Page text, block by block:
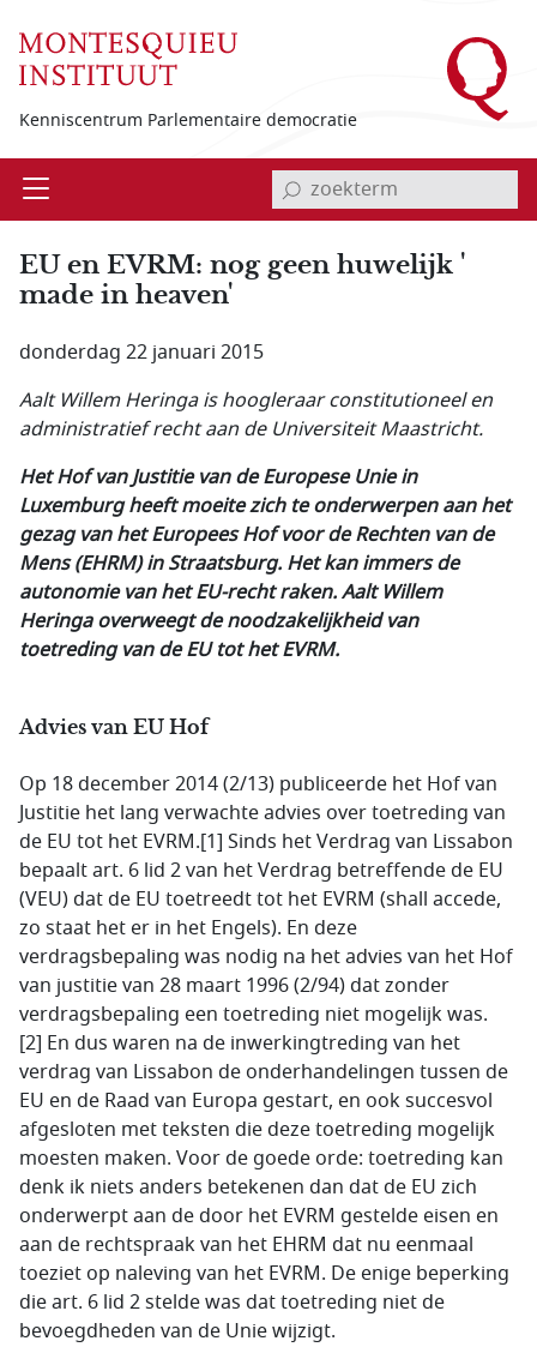
Kenniscentrum Parlementaire democratie
Open invoerveld zoekterm
EU en EVRM: nog geen huwelijk '
made in heaven'
donderdag 22 januari 2015
Aalt Willem Heringa is hoogleraar constitutioneel en
administratief recht aan de Universiteit Maastricht.
Het Hof van Justitie van de Europese Unie in
Luxemburg heeft moeite zich te onderwerpen aan het
gezag van het Europees Hof voor de Rechten van de
Mens (EHRM) in Straatsburg. Het kan immers de
autonomie van het EU-recht raken. Aalt Willem
Heringa overweegt de noodzakelijkheid van
toetreding van de EU tot het EVRM.
Advies van EU Hof
Op 18 december 2014 (2/13) publiceerde het Hof van
Justitie het lang verwachte advies over toetreding van
de EU tot het EVRM.[1] Sinds het Verdrag van Lissabon
bepaalt art. 6 lid 2 van het Verdrag betreffende de EU
(VEU) dat de EU toetreedt tot het EVRM (shall accede,
zo staat het er in het Engels). En deze
verdragsbepaling was nodig na het advies van het Hof
van justitie van 28 maart 1996 (2/94) dat zonder
verdragsbepaling een toetreding niet mogelijk was.
[2] En dus waren na de inwerkingtreding van het
verdrag van Lissabon de onderhandelingen tussen de
EU en de Raad van Europa gestart, en ook succesvol
afgesloten met teksten die deze toetreding mogelijk
moesten maken. Voor de goede orde: toetreding kan
denk ik niets anders betekenen dan dat de EU zich
onderwerpt aan de door het EVRM gestelde eisen en
aan de rechtspraak van het EHRM dat nu eenmaal
toeziet op naleving van het EVRM. De enige beperking
die art. 6 lid 2 stelde was dat toetreding niet de
bevoegdheden van de Unie wijzigt.